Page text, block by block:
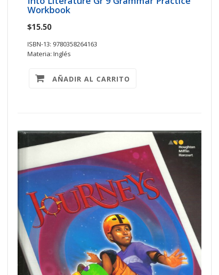
Workbook
$15.50
ISBN-13: 9780358264163
Materia: Inglés
AÑADIR AL CARRITO